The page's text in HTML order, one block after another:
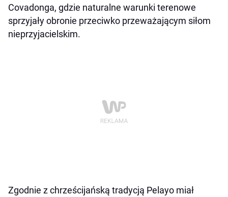
Covadonga, gdzie naturalne warunki terenowe
sprzyjały obronie przeciwko przeważającym siłom
nieprzyjacielskim.
Zgodnie z chrześcijańską tradycją Pelayo miał